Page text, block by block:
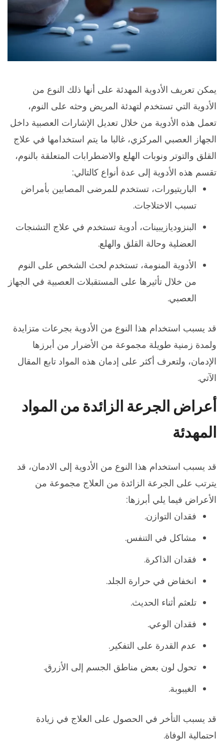
يمكن تعريف الأدوية المهدئة على أنها ذلك النوع من
الأدوية التي تستخدم لتهدئة المريض وحثه على النوم،
تعمل هذه الأدوية من خلال تعديل الإشارات العصبية داخل
الجهاز العصبي المركزي، غالبا ما يتم استخدامها في علاج
القلق والتوتر ونوبات الهلع والاضطرابات المتعلقة بالنوم،
تقسم هذه الأدوية إلى عدة أنواع كالتالي:
الباريتيورات، تستخدم للمرضى المصابين بأمراض
تسبب الاختلاجات.
البنزوديازيبينات، أدوية تستخدم في علاج التشنجات
العضلية وحالة القلق والهلع.
الأدوية المنومة، تستخدم لحث الشخص على النوم
من خلال تأثيرها على المستقبلات العصبية في الجهاز
العصبي.
قد يسبب استخدام هذا النوع من الأدوية بجرعات متزايدة
ولمدة زمنية طويلة مجموعة من الأضرار من أبرزها
الإدمان، ولتعرف أكثر على إدمان هذه المواد تابع المقال
الآتي.
أعراض الجرعة الزائدة من المواد
المهدئة
قد يسبب استخدام هذا النوع من الأدوية إلى الادمان، قد
يترتب على الجرعة الزائدة من العلاج مجموعة من
الأعراض فيما يلي أبرزها:
فقدان التوازن.
مشاكل في التنفس.
فقدان الذاكرة.
انخفاض في حرارة الجلد.
تلعثم أثناء الحديث.
فقدان الوعي.
عدم القدرة على التفكير.
تحول لون بعض مناطق الجسم إلى الأزرق.
الغيبوبة.
قد يسبب التأخر في الحصول على العلاج في زيادة
احتمالية الوفاة.